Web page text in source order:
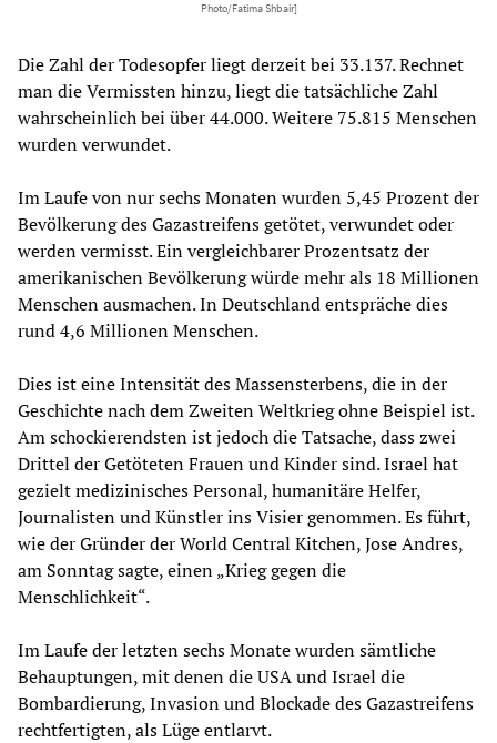
Photo/Fatima Shbair]
Die Zahl der Todesopfer liegt derzeit bei 33.137. Rechnet
man die Vermissten hinzu, liegt die tatsächliche Zahl
wahrscheinlich bei über 44.000. Weitere 75.815 Menschen
wurden verwundet.
Im Laufe von nur sechs Monaten wurden 5,45 Prozent der
Bevölkerung des Gazastreifens getötet, verwundet oder
werden vermisst. Ein vergleichbarer Prozentsatz der
amerikanischen Bevölkerung würde mehr als 18 Millionen
Menschen ausmachen. In Deutschland entspräche dies
rund 4,6 Millionen Menschen.
Dies ist eine Intensität des Massensterbens, die in der
Geschichte nach dem Zweiten Weltkrieg ohne Beispiel ist.
Am schockierendsten ist jedoch die Tatsache, dass zwei
Drittel der Getöteten Frauen und Kinder sind. Israel hat
gezielt medizinisches Personal, humanitäre Helfer,
Journalisten und Künstler ins Visier genommen. Es führt,
wie der Gründer der World Central Kitchen, Jose Andres,
am Sonntag sagte, einen „Krieg gegen die
Menschlichkeit“.
Im Laufe der letzten sechs Monate wurden sämtliche
Behauptungen, mit denen die USA und Israel die
Bombardierung, Invasion und Blockade des Gazastreifens
rechtfertigten, als Lüge entlarvt.